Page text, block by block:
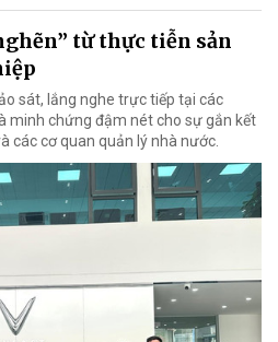
từ thực tiễn sản
sát, lắng nghe trực tiếp tại các
minh chứng đậm nét cho sự gắn kết
các cơ quan quản lý nhà nước.